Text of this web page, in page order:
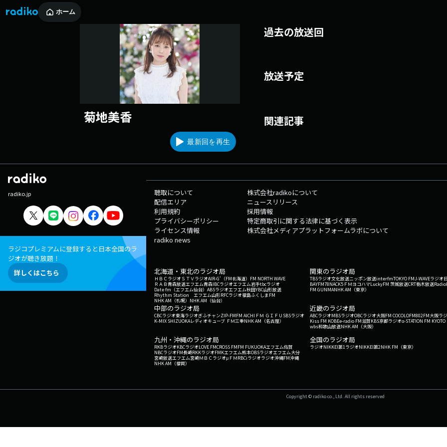
ホーム
菊地美香
最新回を再生
過去の放送回
放送予定
関連記事
radiko.jp
ラジコプレミアムに登録すると日本全国のラ
ジオが聴き放題！
詳しくはこちら
聴取について
配信エリア
利用規約
プライバシーポリシー
ライセンス情報
radiko news
株式会社radikoについて
ニュースリリース
採用情報
特定商取引に関する法律に基づく表示
株式会社メディアプラットフォームラボについて
北海道・東北のラジオ局
ＨＢＣラジオＳＴＶラジオAIR-G'（FM北海道） FM NORTH WAVE
ＲＡＢ青森放送エフエム青森IBCラジオエフエム岩手tbcラジオ
Date fm（エフエム仙台） ABSラジオエフエム秋田YBC山形放送
Rhythm Station エフエム山形RFCラジオ福島ふくしまFM
NHK AM（札幌） NHK AM（仙台）
関東のラジオ局
TBSラジオ文化放送ニッポン放送interfmTOKYO FMJ-WAVEラジオ
BAYFM78NACK5 ＦＭヨコハマLuckyFM 茨城放送CRT栃木放送
FM GUNMANHK AM（東京）
中部のラジオ局
CBCラジオ東海ラジオぎふチャンZIP-FMFM AICHI ＦＭ ＧＩＦＵ SBSラジオ
K-MIX SHIZUOKAレディオキューブ ＦＭ三重NHK AM（名古屋）
近畿のラジオ局
ABCラジオMBSラジオOBCラジオ大阪FM COCOLOFM802FM大阪ラ
Kiss FM KOBEe-radio FM滋賀KBS京都ラジオα-STATION FM KYOTO
wbs和歌山放送NHK AM（大阪）
九州・沖縄のラジオ局
RKBラジオKBCラジオLOVE FMCROSS FMFM FUKUOKAエフエム佐賀
NBCラジオFM長崎RKKラジオFMKエフエム熊本OBSラジオエフエム大分
宮崎放送エフエム宮崎ＭＢＣラジオμＦＭRBCiラジオラジオ沖縄FM沖縄
NHK AM（福岡）
全国のラジオ局
ラジオNIKKEI第1ラジオNIKKEI第2NHK FM（東京）
Copyright © radiko co., Ltd. All rights reserved